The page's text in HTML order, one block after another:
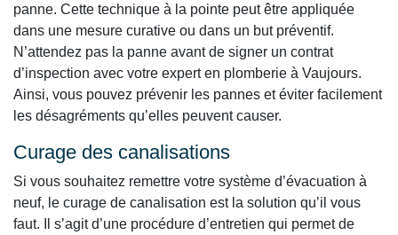
panne. Cette technique à la pointe peut être appliquée
dans une mesure curative ou dans un but préventif.
N’attendez pas la panne avant de signer un contrat
d’inspection avec votre expert en plomberie à Vaujours.
Ainsi, vous pouvez prévenir les pannes et éviter facilement
les désagréments qu’elles peuvent causer.
Curage des canalisations
Si vous souhaitez remettre votre système d’évacuation à
neuf, le curage de canalisation est la solution qu’il vous
faut. Il s’agit d’une procédure d’entretien qui permet de